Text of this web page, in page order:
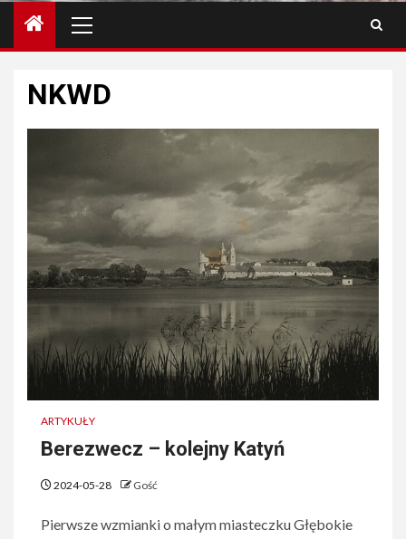
główne
NKWD
ARTYKUŁY
Berezwecz – kolejny Katyń
2024-05-28 Gość
Pierwsze wzmianki o małym miasteczku Głębokie